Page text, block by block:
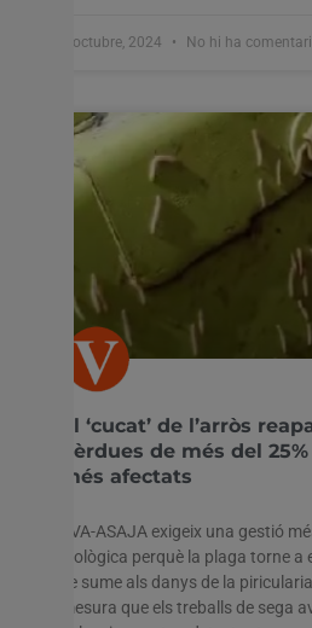
7 octubre, 2024 No hi ha
El ‘cucat’ de l’arròs
pèrdues de més del
més afectats
AVA-ASAJA exigeix una gestió
biològica perquè la plaga torne
se sume als danys de la
mesura que els treballs de sega